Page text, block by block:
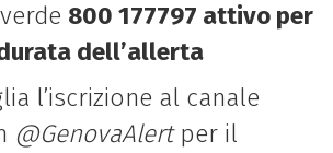
800 177797 attivo per
dell’allerta
l’iscrizione al canale
@GenovaAlert per il